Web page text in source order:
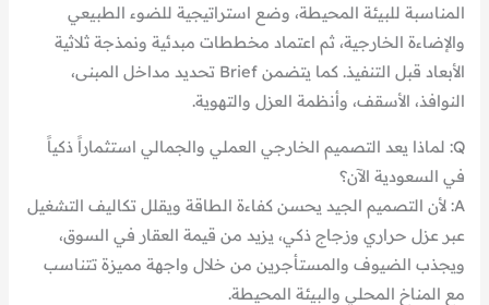
المناسبة للبيئة المحيطة، وضع استراتيجية للضوء الطبيعي
والإضاءة الخارجية، ثم اعتماد مخططات مبدئية ونمذجة ثلاثية
الأبعاد قبل التنفيذ. كما يتضمن Brief تحديد مداخل المبنى،
النوافذ، الأسقف، وأنظمة العزل والتهوية.
Q: لماذا يعد التصميم الخارجي العملي والجمالي استثماراً ذكياً
في السعودية الآن؟
A: لأن التصميم الجيد يحسن كفاءة الطاقة ويقلل تكاليف التشغيل
عبر عزل حراري وزجاج ذكي، يزيد من قيمة العقار في السوق،
ويجذب الضيوف والمستأجرين من خلال واجهة مميزة تتناسب
مع المناخ المحلي والبيئة المحيطة.